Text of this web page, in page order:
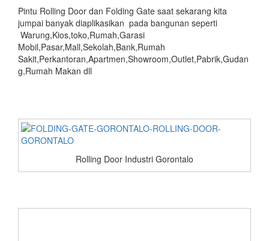
Pintu Rolling Door dan Folding Gate saat sekarang kita
jumpai banyak diaplikasikan pada bangunan seperti
Warung,Kios,toko,Rumah,Garasi
Mobil,Pasar,Mall,Sekolah,Bank,Rumah
Sakit,Perkantoran,Apartmen,Showroom,Outlet,Pabrik,Gudan
g,Rumah Makan dll
Rolling Door Industri Gorontalo